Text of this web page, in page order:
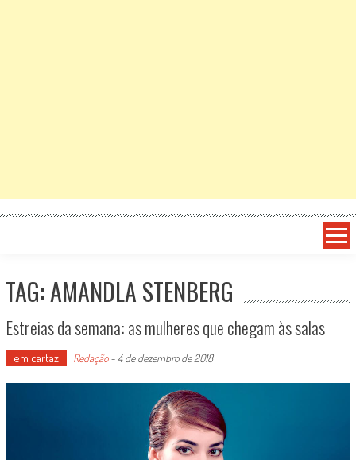
TAG: AMANDLA STENBERG
Estreias da semana: as mulheres que chegam às salas
em cartaz Redação- 4 de dezembro de 2018